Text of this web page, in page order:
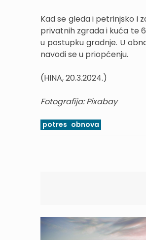
Kad se gleda i petrinjsko i
privatnih zgrada i kuća te
u postupku gradnje. U
navodi se u priopćenju.
(HINA, 20.3.2024.)
Fotografija: Pixabay
potres obnova